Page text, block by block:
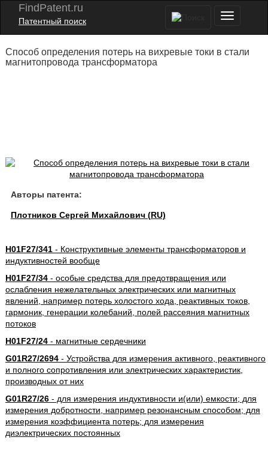
FindPatent.ru
Патентный поиск
Способ определения потерь на вихревые токи в стали
магнитопровода трансформатора
Авторы патента:
Плотников Сергей Михайлович (RU)
H01F27/341- Конструктивные элементы трансформаторов и
индуктивностей вообще
H01F27/34- особые средства для предотвращения или
ослабления нежелательных электрических или магнитных
явлений, например потерь холостого хода, реактивных токов,
гармоник, генерации колебаний, полей рассеяния магнитных
потоков
H01F27/24- магнитные сердечники
G01R27/2694- Устройства для измерения активного, реактивного
и полного сопротивления или электрических характеристик,
производных от них
G01R27/26- для измерения индуктивности и(или) емкости; для
измерения добротности, например резонансным способом; для
измерения коэффициента потерь; для измерения
диэлектрических постоянных